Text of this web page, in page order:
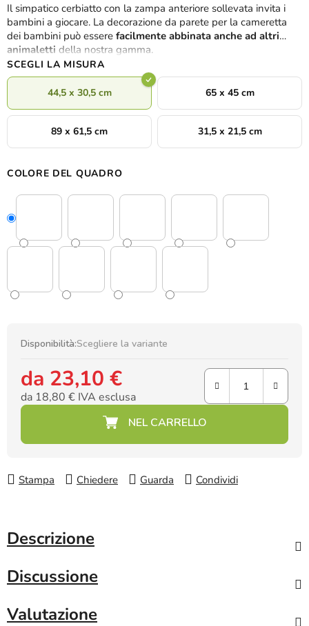
Il simpatico cerbiatto con la zampa anteriore sollevata invita i
bambini a giocare. La decorazione da parete per la cameretta
dei bambini può essere facilmente abbinata anche ad altri
animaletti della nostra gamma.
SCEGLI LA MISURA
44,5 x 30,5 cm 65 x 45 cm
89 x 61,5 cm 31,5 x 21,5 cm
COLORE DEL QUADRO
Disponibilità:Scegliere la variante
da 23,10 €
da 18,80 € IVA esclusa
Prezzo della misura:
Stampa Chiedere Guarda Condividi
Descrizione
Discussione
Valutazione